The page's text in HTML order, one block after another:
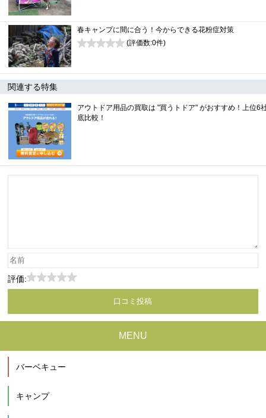
春キャンプに間に合う！今からできる花粉症対策
(評価数:0件)
関連する特集
アウトドア用品の買取は "買うトドア" がおすすめ！上位6
底比較！
評価:
MENU
バーベキュー
キャンプ